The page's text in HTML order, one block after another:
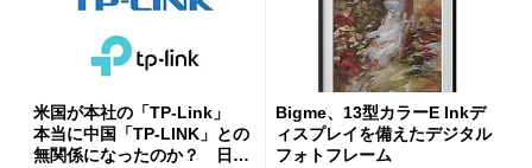
米国が本社の「TP-Link」
本当に中国「TP-LINK」との
無関係になったのか？ 日本
Bigme、13型カラーE Inkデ
ィスプレイを備えたデジタル
フォトフレーム